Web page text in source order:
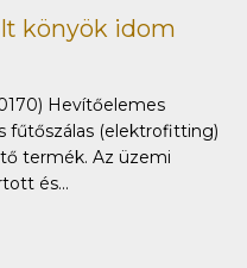
könyök idom
Hevítőelemes
fűtőszálas (elektrofitting)
termék. Az üzemi
és...